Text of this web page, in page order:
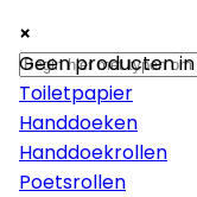
×
Papier
Toiletpapier
Handdoeken
Handdoekrollen
Poetsrollen
×
×
Geen producten